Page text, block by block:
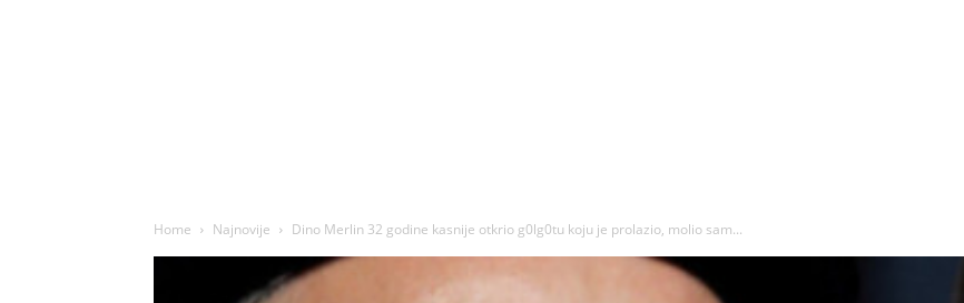
Home Najnovije Dino Merlin 32 godine kasnije otkrio g0lg0tu koju je prolazio, molio sam...